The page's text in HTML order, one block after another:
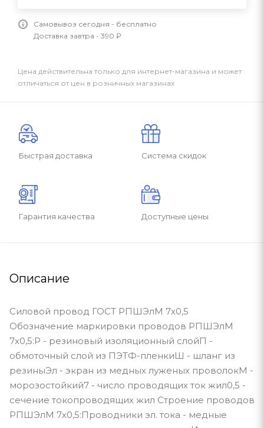
Самовывоз сегодня - бесплатно
Доставка завтра - 390 ₽
Цена действительна только для интернет-магазина и может
отличаться от цен в розничных магазинах
Быстрая доставка Система скидок
Гарантия качества Доступные цены
Описание
Силовой провод ГОСТ РПШЭлМ 7х0,5
Обозначение маркировки проводов РПШЭлМ
7х0,5:Р - резиновый изоляционный слойП -
обмоточный слой из ПЭТФ-пленкиШ - шланг из
резиныЭл - экран из медных луженых проволокМ -
морозостойкий7 - число проводящих ток жил0,5 -
сечение токопроводящих жил Строение проводов
РПШЭлМ 7х0,5:Проводники эл. тока - медные